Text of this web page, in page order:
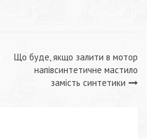
Що буде, якщо залити в мотор
напівсинтетичне мастило
замість синтетики